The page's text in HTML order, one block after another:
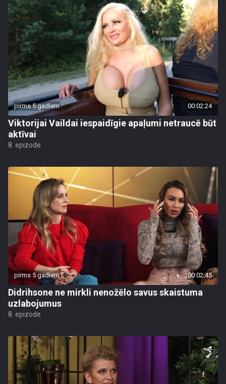
pirms 5 gadiem 00:02:24
Viktorijai Vaildai iespaidīgie apaļumi netraucē būt
aktīvai
8. epizode
pirms 5 gadiem 00:02:45
Didrihsone ne mirkli nenožēlo savus skaistuma
uzlabojumus
8. epizode